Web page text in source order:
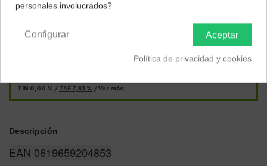
Págalo a plazos con
cuotas
TIN 0,00 % / TAE 7,83 % /Ver más
Descripción
EAN 0619659204853
personales involucrados?
Aceptar
Configurar
Política de privacidad y cookies